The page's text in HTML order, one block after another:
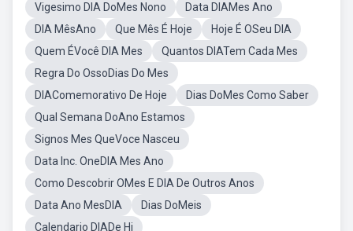
Vigesimo DIA DoMes Nono
Data DIAMes Ano
DIA MêsAno
Que Mês É Hoje
Hoje É OSeu DIA
Quem ÉVocê DIA Mes
Quantos DIATem Cada Mes
Regra Do OssoDias Do Mes
DIAComemorativo De Hoje
Dias DoMes Como Saber
Qual Semana DoAno Estamos
Signos Mes QueVoce Nasceu
Data Inc. OneDIA Mes Ano
Como Descobrir OMes E DIA De Outros Anos
Data Ano MesDIA
Dias DoMeis
Calendario DIADe Hj